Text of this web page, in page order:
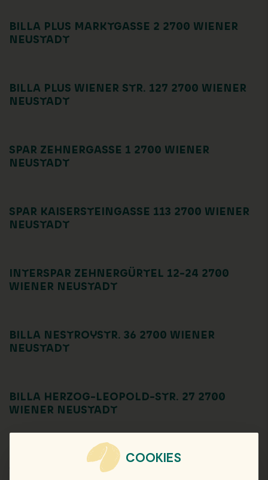
BILLA PLUS MARKTGASSE 2 2700 WIENER
NEUSTADT
BILLA PLUS WIENER STR. 127 2700 WIENER
NEUSTADT
SPAR ZEHNERGASSE 1 2700 WIENER
NEUSTADT
SPAR KAISERSTEINGASSE 113 2700 WIENER
NEUSTADT
INTERSPAR ZEHNERGÜRTEL 12-24 2700
WIENER NEUSTADT
BILLA NESTROYSTR. 36 2700 WIENER
NEUSTADT
BILLA HERZOG-LEOPOLD-STR. 27 2700
WIENER NEUSTADT
EUROSPAR STADIONSTRASSE 11 2700 W
IENER NEUSTADT
COOKIES